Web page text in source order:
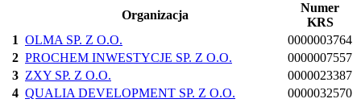
Organizacja
Numer
KRS
1 OLMA SP. Z O.O.
0000003764
2 PROCHEM INWESTYCJE SP. Z O.O.
0000007557
3 ZXY SP. Z O.O.
0000023387
4 QUALIA DEVELOPMENT SP. Z O.O.
0000032570